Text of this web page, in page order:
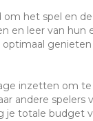
om het spel en
en leer van
genieten
inzetten om
andere spelers
je totale budget